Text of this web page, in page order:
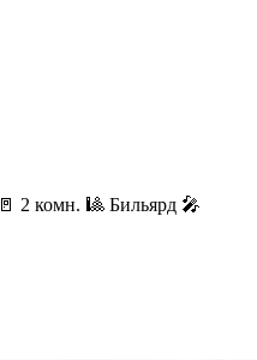
🚪 2 комн. 🎱 Бильярд 🎤